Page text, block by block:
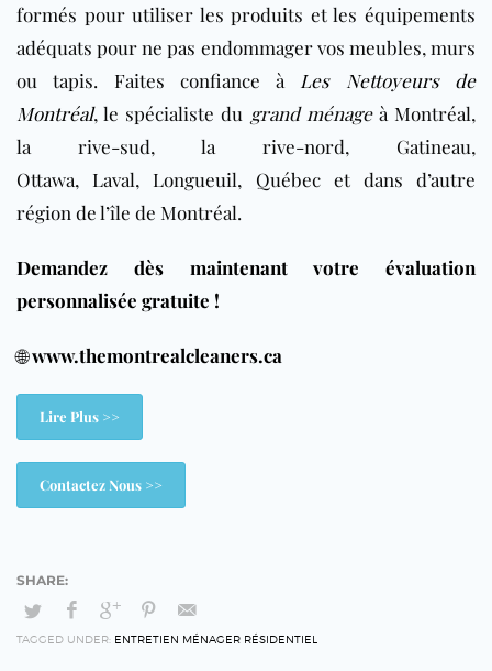
formés pour utiliser les produits et les équipements
adéquats pour ne pas endommager vos meubles, murs
ou tapis. Faites confiance à Les Nettoyeurs de
Montréal, le spécialiste du grand ménageà Montréal,
la rive-sud, la rive-nord, Gatineau,
Ottawa, Laval, Longueuil, Québec et dans d’autre
région de l’île de Montréal.
Demandez dès maintenant votre évaluation
personnalisée gratuite !
🌐www.themontrealcleaners.ca
Lire Plus >>
Contactez Nous >>
TAGGED UNDER: ENTRETIEN MÉNAGER RÉSIDENTIEL